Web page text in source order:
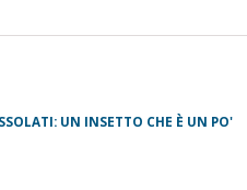
UN INSETTO CHE È UN PO'